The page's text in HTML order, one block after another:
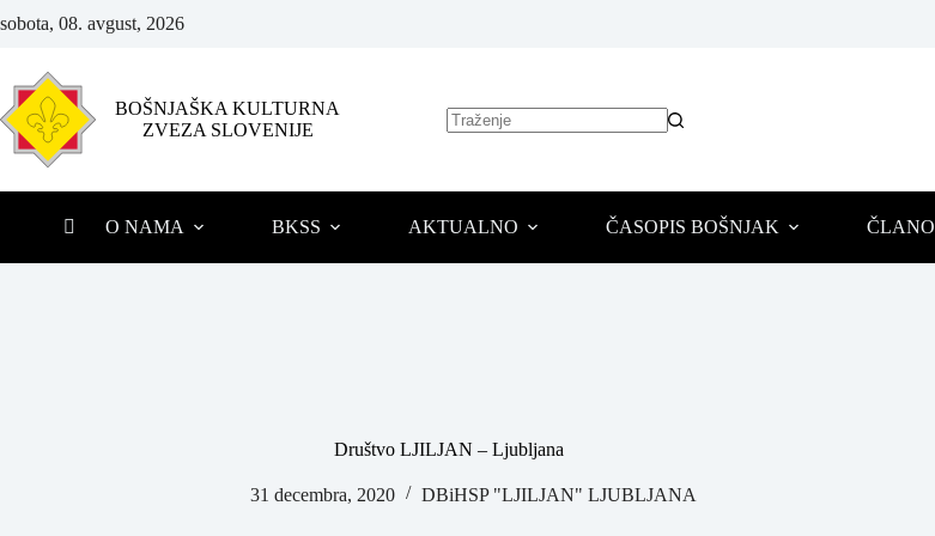
sobota, 08. avgust, 2026
BOŠNJAŠKA KULTURNA
ZVEZA SLOVENIJE
O NAMA BKSS AKTUALNO ČASOPIS BOŠNJAK
Društvo LJILJAN – Ljubljana
31 decembra, 2020 DBiHSP "LJILJAN" LJUBLJANA